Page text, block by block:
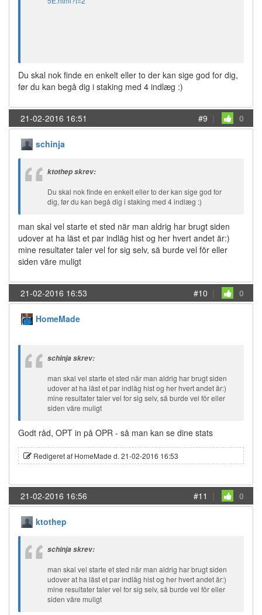
Du skal nok finde en enkelt eller to der kan sige god for dig,
før du kan begå dig i staking med 4 indlæg :)
21-02-2016 16:51 #9 | 0
schinja
ktothep skrev:
Du skal nok finde en enkelt eller to der kan sige god for
dig, før du kan begå dig i staking med 4 indlæg :)
man skal vel starte et sted när man aldrig har brugt siden
udover at ha läst et par indläg hist og her hvert andet är:)
mine resultater taler vel for sig selv, sä burde vel för eller
siden väre muligt
21-02-2016 16:53 #10 | 0
HomeMade
schinja skrev:
man skal vel starte et sted när man aldrig har brugt siden
udover at ha läst et par indläg hist og her hvert andet är:)
mine resultater taler vel for sig selv, sä burde vel för eller
siden väre muligt
Godt råd, OPT in på OPR - så man kan se dine stats
Redigeret af HomeMade d. 21-02-2016 16:53
21-02-2016 16:56 #11 | 0
ktothep
schinja skrev:
man skal vel starte et sted när man aldrig har brugt siden
udover at ha läst et par indläg hist og her hvert andet är:)
mine resultater taler vel for sig selv, sä burde vel för eller
siden väre muligt